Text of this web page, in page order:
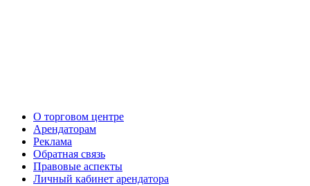
О торговом центре
Арендаторам
Реклама
Обратная связь
Правовые аспекты
Личный кабинет арендатора